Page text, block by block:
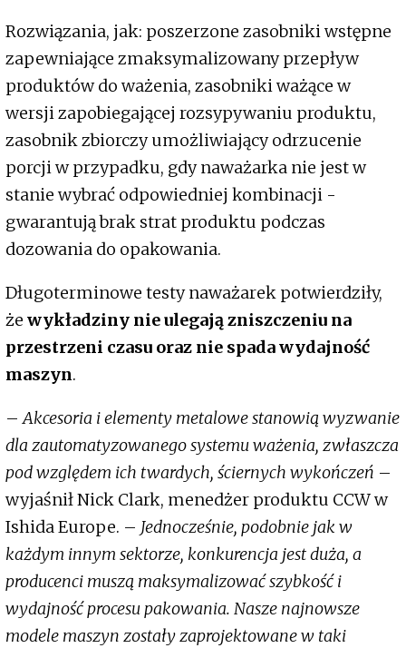
Rozwiązania, jak: poszerzone zasobniki wstępne
zapewniające zmaksymalizowany przepływ
produktów do ważenia, zasobniki ważące w
wersji zapobiegającej rozsypywaniu produktu,
zasobnik zbiorczy umożliwiający odrzucenie
porcji w przypadku, gdy naważarka nie jest w
stanie wybrać odpowiedniej kombinacji -
gwarantują brak strat produktu podczas
dozowania do opakowania.
Długoterminowe testy naważarek potwierdziły,
że wykładziny nie ulegają zniszczeniu na
przestrzeni czasu oraz nie spada wydajność
maszyn.
–Akcesoria i elementy metalowe stanowią wyzwanie
dla zautomatyzowanego systemu ważenia, zwłaszcza
pod względem ich twardych, ściernych wykończeń –
wyjaśnił Nick Clark, menedżer produktu CCW w
Ishida Europe. – Jednocześnie, podobnie jak w
każdym innym sektorze, konkurencja jest duża, a
producenci muszą maksymalizować szybkość i
wydajność procesu pakowania. Nasze najnowsze
modele maszyn zostały zaprojektowane w taki